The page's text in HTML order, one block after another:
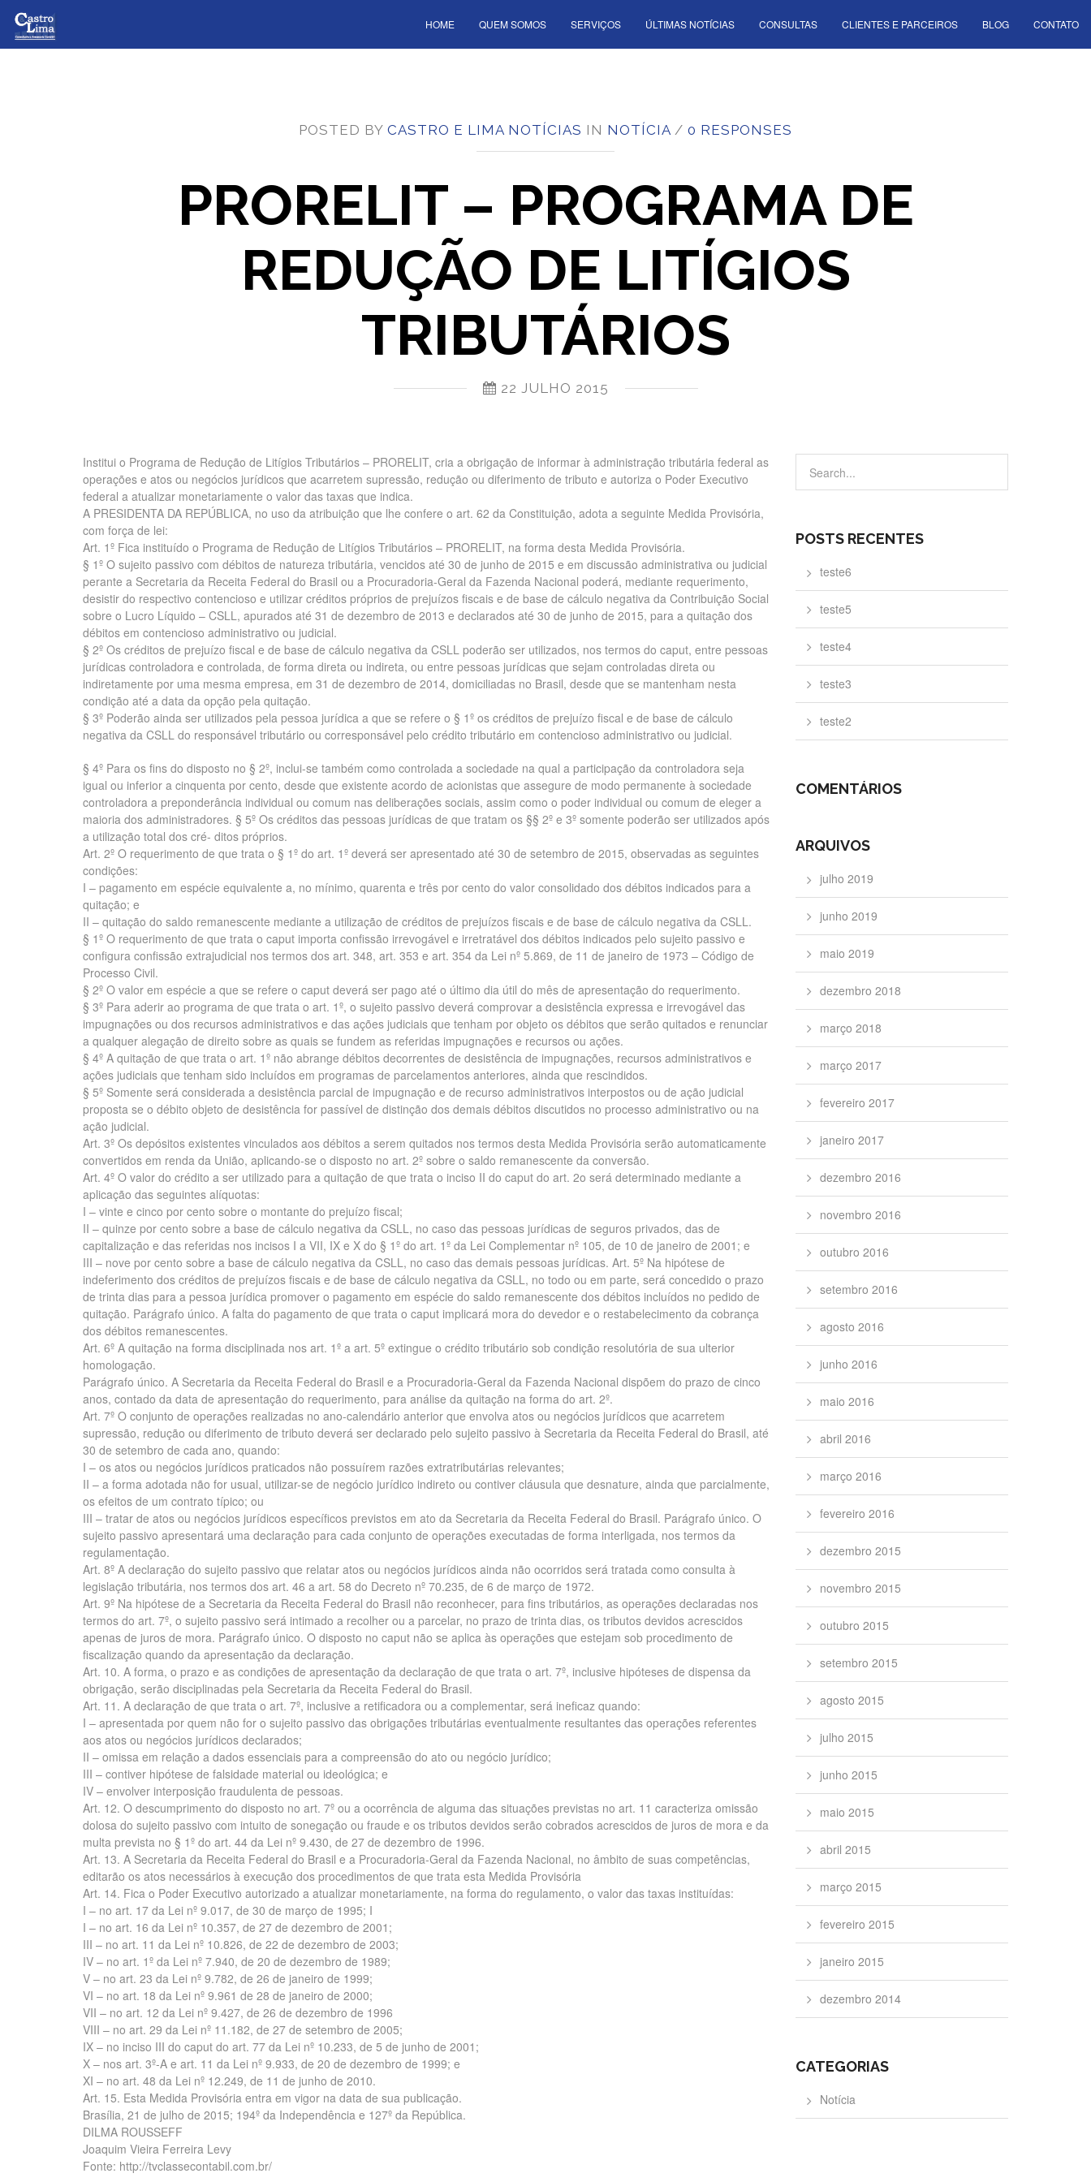
HOME QUEM SOMOS SERVIÇOS ÚLTIMAS NOTÍCIAS CONSULTAS CLIENTES E PARCEIROS BLOG CONTATO
POSTED BY CASTRO E LIMA NOTÍCIAS IN NOTÍCIA / 0 RESPONSES
PRORELIT – PROGRAMA DE
REDUÇÃO DE LITÍGIOS
TRIBUTÁRIOS
22 JULHO 2015
Institui o Programa de Redução de Litígios Tributários – PRORELIT, cria a obrigação de informar à administração tributária federal as
operações e atos ou negócios jurídicos que acarretem supressão, redução ou diferimento de tributo e autoriza o Poder Executivo
federal a atualizar monetariamente o valor das taxas que indica.
A PRESIDENTA DA REPÚBLICA, no uso da atribuição que lhe confere o art. 62 da Constituição, adota a seguinte Medida Provisória,
com força de lei:
Art. 1º Fica instituído o Programa de Redução de Litígios Tributários – PRORELIT, na forma desta Medida Provisória.
§ 1º O sujeito passivo com débitos de natureza tributária, vencidos até 30 de junho de 2015 e em discussão administrativa ou judicial
perante a Secretaria da Receita Federal do Brasil ou a Procuradoria-Geral da Fazenda Nacional poderá, mediante requerimento,
desistir do respectivo contencioso e utilizar créditos próprios de prejuízos fiscais e de base de cálculo negativa da Contribuição Social
sobre o Lucro Líquido – CSLL, apurados até 31 de dezembro de 2013 e declarados até 30 de junho de 2015, para a quitação dos
débitos em contencioso administrativo ou judicial.
§ 2º Os créditos de prejuízo fiscal e de base de cálculo negativa da CSLL poderão ser utilizados, nos termos do caput, entre pessoas
jurídicas controladora e controlada, de forma direta ou indireta, ou entre pessoas jurídicas que sejam controladas direta ou
indiretamente por uma mesma empresa, em 31 de dezembro de 2014, domiciliadas no Brasil, desde que se mantenham nesta
condição até a data da opção pela quitação.
§ 3º Poderão ainda ser utilizados pela pessoa jurídica a que se refere o § 1º os créditos de prejuízo fiscal e de base de cálculo
negativa da CSLL do responsável tributário ou corresponsável pelo crédito tributário em contencioso administrativo ou judicial.
§ 4º Para os fins do disposto no § 2º, inclui-se também como controlada a sociedade na qual a participação da controladora seja
igual ou inferior a cinquenta por cento, desde que existente acordo de acionistas que assegure de modo permanente à sociedade
controladora a preponderância individual ou comum nas deliberações sociais, assim como o poder individual ou comum de eleger a
maioria dos administradores. § 5º Os créditos das pessoas jurídicas de que tratam os §§ 2º e 3º somente poderão ser utilizados após
a utilização total dos cré- ditos próprios.
Art. 2º O requerimento de que trata o § 1º do art. 1º deverá ser apresentado até 30 de setembro de 2015, observadas as seguintes
condições:
I – pagamento em espécie equivalente a, no mínimo, quarenta e três por cento do valor consolidado dos débitos indicados para a
quitação; e
II – quitação do saldo remanescente mediante a utilização de créditos de prejuízos fiscais e de base de cálculo negativa da CSLL.
§ 1º O requerimento de que trata o caput importa confissão irrevogável e irretratável dos débitos indicados pelo sujeito passivo e
configura confissão extrajudicial nos termos dos art. 348, art. 353 e art. 354 da Lei nº 5.869, de 11 de janeiro de 1973 – Código de
Processo Civil.
§ 2º O valor em espécie a que se refere o caput deverá ser pago até o último dia útil do mês de apresentação do requerimento.
§ 3º Para aderir ao programa de que trata o art. 1º, o sujeito passivo deverá comprovar a desistência expressa e irrevogável das
impugnações ou dos recursos administrativos e das ações judiciais que tenham por objeto os débitos que serão quitados e renunciar
a qualquer alegação de direito sobre as quais se fundem as referidas impugnações e recursos ou ações.
§ 4º A quitação de que trata o art. 1º não abrange débitos decorrentes de desistência de impugnações, recursos administrativos e
ações judiciais que tenham sido incluídos em programas de parcelamentos anteriores, ainda que rescindidos.
§ 5º Somente será considerada a desistência parcial de impugnação e de recurso administrativos interpostos ou de ação judicial
proposta se o débito objeto de desistência for passível de distinção dos demais débitos discutidos no processo administrativo ou na
ação judicial.
Art. 3º Os depósitos existentes vinculados aos débitos a serem quitados nos termos desta Medida Provisória serão automaticamente
convertidos em renda da União, aplicando-se o disposto no art. 2º sobre o saldo remanescente da conversão.
Art. 4º O valor do crédito a ser utilizado para a quitação de que trata o inciso II do caput do art. 2o será determinado mediante a
aplicação das seguintes alíquotas:
I – vinte e cinco por cento sobre o montante do prejuízo fiscal;
II – quinze por cento sobre a base de cálculo negativa da CSLL, no caso das pessoas jurídicas de seguros privados, das de
capitalização e das referidas nos incisos I a VII, IX e X do § 1º do art. 1º da Lei Complementar nº 105, de 10 de janeiro de 2001; e
III – nove por cento sobre a base de cálculo negativa da CSLL, no caso das demais pessoas jurídicas. Art. 5º Na hipótese de
indeferimento dos créditos de prejuízos fiscais e de base de cálculo negativa da CSLL, no todo ou em parte, será concedido o prazo
de trinta dias para a pessoa jurídica promover o pagamento em espécie do saldo remanescente dos débitos incluídos no pedido de
quitação. Parágrafo único. A falta do pagamento de que trata o caput implicará mora do devedor e o restabelecimento da cobrança
dos débitos remanescentes.
Art. 6º A quitação na forma disciplinada nos art. 1º a art. 5º extingue o crédito tributário sob condição resolutória de sua ulterior
homologação.
Parágrafo único. A Secretaria da Receita Federal do Brasil e a Procuradoria-Geral da Fazenda Nacional dispõem do prazo de cinco
anos, contado da data de apresentação do requerimento, para análise da quitação na forma do art. 2º.
Art. 7º O conjunto de operações realizadas no ano-calendário anterior que envolva atos ou negócios jurídicos que acarretem
supressão, redução ou diferimento de tributo deverá ser declarado pelo sujeito passivo à Secretaria da Receita Federal do Brasil, até
30 de setembro de cada ano, quando:
I – os atos ou negócios jurídicos praticados não possuírem razões extratributárias relevantes;
II – a forma adotada não for usual, utilizar-se de negócio jurídico indireto ou contiver cláusula que desnature, ainda que parcialmente,
os efeitos de um contrato típico; ou
III – tratar de atos ou negócios jurídicos específicos previstos em ato da Secretaria da Receita Federal do Brasil. Parágrafo único. O
sujeito passivo apresentará uma declaração para cada conjunto de operações executadas de forma interligada, nos termos da
regulamentação.
Art. 8º A declaração do sujeito passivo que relatar atos ou negócios jurídicos ainda não ocorridos será tratada como consulta à
legislação tributária, nos termos dos art. 46 a art. 58 do Decreto nº 70.235, de 6 de março de 1972.
Art. 9º Na hipótese de a Secretaria da Receita Federal do Brasil não reconhecer, para fins tributários, as operações declaradas nos
termos do art. 7º, o sujeito passivo será intimado a recolher ou a parcelar, no prazo de trinta dias, os tributos devidos acrescidos
apenas de juros de mora. Parágrafo único. O disposto no caput não se aplica às operações que estejam sob procedimento de
fiscalização quando da apresentação da declaração.
Art. 10. A forma, o prazo e as condições de apresentação da declaração de que trata o art. 7º, inclusive hipóteses de dispensa da
obrigação, serão disciplinadas pela Secretaria da Receita Federal do Brasil.
Art. 11. A declaração de que trata o art. 7º, inclusive a retificadora ou a complementar, será ineficaz quando:
I – apresentada por quem não for o sujeito passivo das obrigações tributárias eventualmente resultantes das operações referentes
aos atos ou negócios jurídicos declarados;
II – omissa em relação a dados essenciais para a compreensão do ato ou negócio jurídico;
III – contiver hipótese de falsidade material ou ideológica; e
IV – envolver interposição fraudulenta de pessoas.
Art. 12. O descumprimento do disposto no art. 7º ou a ocorrência de alguma das situações previstas no art. 11 caracteriza omissão
dolosa do sujeito passivo com intuito de sonegação ou fraude e os tributos devidos serão cobrados acrescidos de juros de mora e da
multa prevista no § 1º do art. 44 da Lei nº 9.430, de 27 de dezembro de 1996.
Art. 13. A Secretaria da Receita Federal do Brasil e a Procuradoria-Geral da Fazenda Nacional, no âmbito de suas competências,
editarão os atos necessários à execução dos procedimentos de que trata esta Medida Provisória
Art. 14. Fica o Poder Executivo autorizado a atualizar monetariamente, na forma do regulamento, o valor das taxas instituídas:
I – no art. 17 da Lei nº 9.017, de 30 de março de 1995; I
I – no art. 16 da Lei nº 10.357, de 27 de dezembro de 2001;
III – no art. 11 da Lei nº 10.826, de 22 de dezembro de 2003;
IV – no art. 1º da Lei nº 7.940, de 20 de dezembro de 1989;
V – no art. 23 da Lei nº 9.782, de 26 de janeiro de 1999;
VI – no art. 18 da Lei nº 9.961 de 28 de janeiro de 2000;
VII – no art. 12 da Lei nº 9.427, de 26 de dezembro de 1996
VIII – no art. 29 da Lei nº 11.182, de 27 de setembro de 2005;
IX – no inciso III do caput do art. 77 da Lei nº 10.233, de 5 de junho de 2001;
X – nos art. 3º-A e art. 11 da Lei nº 9.933, de 20 de dezembro de 1999; e
XI – no art. 48 da Lei nº 12.249, de 11 de junho de 2010.
Art. 15. Esta Medida Provisória entra em vigor na data de sua publicação.
Brasília, 21 de julho de 2015; 194º da Independência e 127º da República.
DILMA ROUSSEFF
Joaquim Vieira Ferreira Levy
Fonte: http://tvclassecontabil.com.br/
POSTS RECENTES
teste6
teste5
teste4
teste3
teste2
COMENTÁRIOS
ARQUIVOS
julho 2019
junho 2019
maio 2019
dezembro 2018
março 2018
março 2017
fevereiro 2017
janeiro 2017
dezembro 2016
novembro 2016
outubro 2016
setembro 2016
agosto 2016
junho 2016
maio 2016
abril 2016
março 2016
fevereiro 2016
dezembro 2015
novembro 2015
outubro 2015
setembro 2015
agosto 2015
julho 2015
junho 2015
maio 2015
abril 2015
março 2015
fevereiro 2015
janeiro 2015
dezembro 2014
CATEGORIAS
Notícia